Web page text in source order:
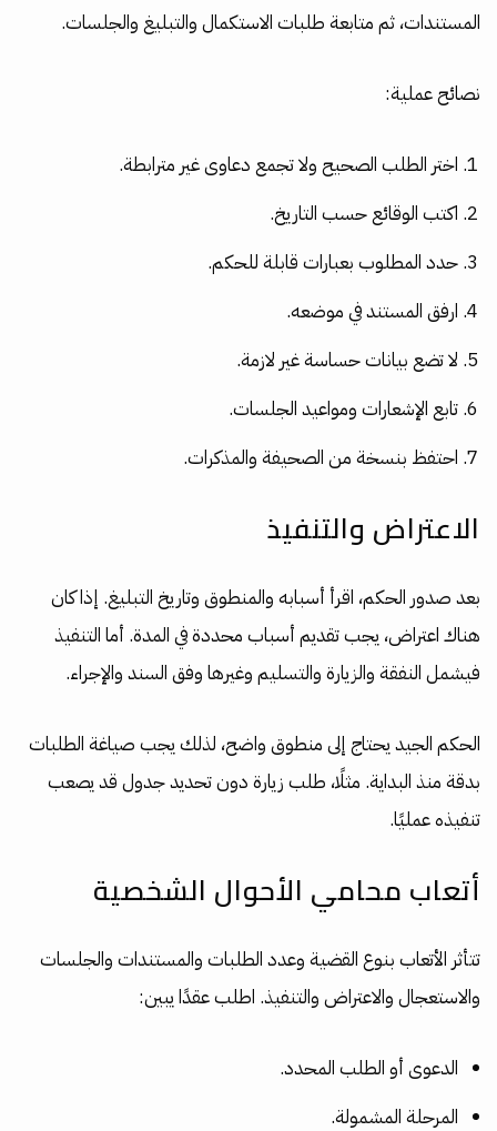
المستندات، ثم متابعة طلبات الاستكمال والتبليغ والجلسات.
نصائح عملية:
اختر الطلب الصحيح ولا تجمع دعاوى غير مترابطة.
اكتب الوقائع حسب التاريخ.
حدد المطلوب بعبارات قابلة للحكم.
ارفق المستند في موضعه.
لا تضع بيانات حساسة غير لازمة.
تابع الإشعارات ومواعيد الجلسات.
احتفظ بنسخة من الصحيفة والمذكرات.
الاعتراض والتنفيذ
بعد صدور الحكم، اقرأ أسبابه والمنطوق وتاريخ التبليغ. إذا كان
هناك اعتراض، يجب تقديم أسباب محددة في المدة. أما التنفيذ
فيشمل النفقة والزيارة والتسليم وغيرها وفق السند والإجراء.
الحكم الجيد يحتاج إلى منطوق واضح، لذلك يجب صياغة الطلبات
بدقة منذ البداية. مثلًا، طلب زيارة دون تحديد جدول قد يصعب
تنفيذه عمليًا.
أتعاب محامي الأحوال الشخصية
تتأثر الأتعاب بنوع القضية وعدد الطلبات والمستندات والجلسات
والاستعجال والاعتراض والتنفيذ. اطلب عقدًا يبين:
الدعوى أو الطلب المحدد.
المرحلة المشمولة.